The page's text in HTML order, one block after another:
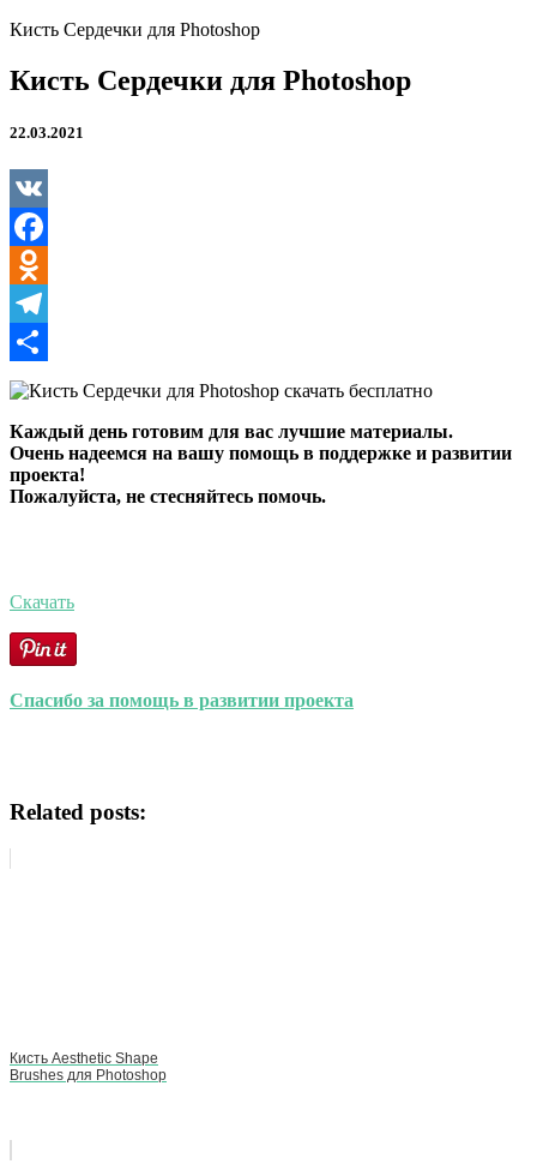
Кисть Сердечки для Photoshop
Кисть Сердечки для Photoshop
22.03.2021
VK
Facebook
Odnoklassniki
Telegram
Отправить
Каждый день готовим для вас лучшие материалы.
Очень надеемся на вашу помощь в поддержке и развитии
проекта!
Пожалуйста, не стесняйтесь помочь.
Скачать
Спасибо за помощь в развитии проекта
Related posts:
Кисть Aesthetic Shape
Brushes для Photoshop